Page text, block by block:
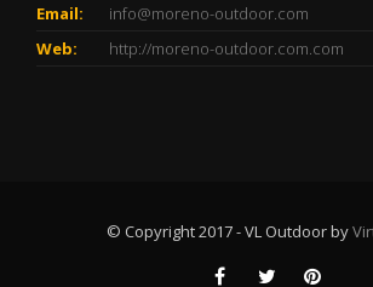
Email:
info@moreno-outdoor.com
Web:
http://moreno-outdoor.com.com
© Copyright 2017 - VL Outdoor by